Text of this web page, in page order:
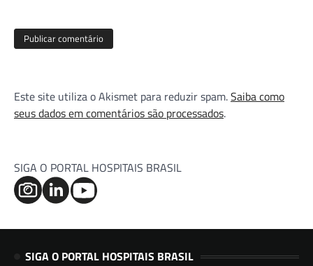
Este site utiliza o Akismet para reduzir spam.Saiba como
seus dados em comentários são processados.
SIGA O PORTAL HOSPITAIS BRASIL
SIGA O PORTAL HOSPITAIS BRASIL